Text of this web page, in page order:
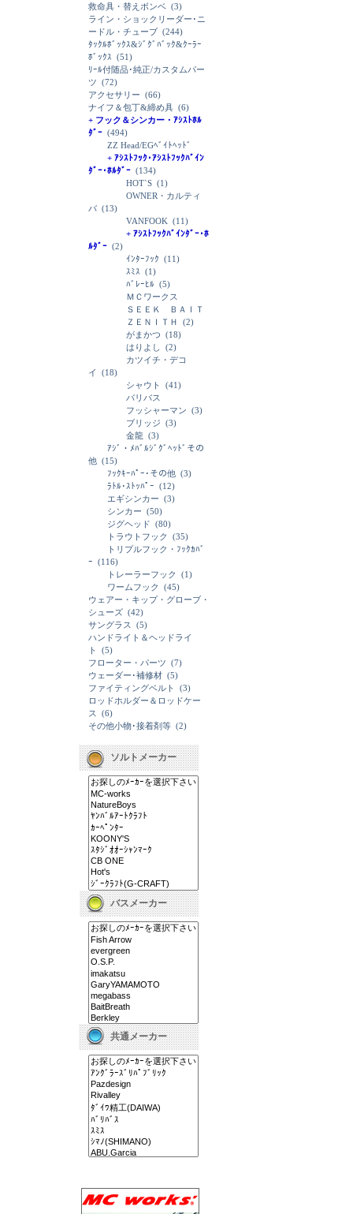
救命具・替えボンベ (3)
ライン・ショックリーダー･ニ
ードル・チューブ (244)
ﾀｯｸﾙﾎﾞｯｸｽ&ｼﾞｸﾞﾊﾞｯｸ&ｸｰﾗｰ
ﾎﾞｯｸｽ (51)
ﾘｰﾙ付随品･純正/カスタムパー
ツ (72)
アクセサリー (66)
ナイフ＆包丁&締め具 (6)
+ フック＆シンカー・ｱｼｽﾄﾎﾙ
ﾀﾞｰ (494)
ZZ Head/EGﾍﾞｲﾄﾍｯﾄﾞ
+ ｱｼｽﾄﾌｯｸ･ｱｼｽﾄﾌｯｸﾊﾞｲﾝ
ﾀﾞｰ･ﾎﾙﾀﾞｰ (134)
HOT`S (1)
OWNER・カルティ
バ (13)
VANFOOK (11)
+ ｱｼｽﾄﾌｯｸﾊﾞｲﾝﾀﾞｰ･ﾎ
ﾙﾀﾞｰ (2)
ｲﾝﾀｰﾌｯｸ (11)
ｽﾐｽ (1)
ﾊﾞﾚｰﾋﾙ (5)
ＭＣワークス
ＳＥＥＫ ＢＡＩＴ
ＺＥＮＩＴＨ
(2)
がまかつ (18)
はりよし
(2)
カツイチ・デコ
イ
(18)
シャウト
(41)
バリバス
フッシャーマン (3)
ブリッジ (3)
金龍 (3)
ｱｼﾞ・ﾒﾊﾞﾙｼﾞｸﾞﾍｯﾄﾞその
他 (15)
ﾌｯｸｷｰﾊﾟｰ･その他 (3)
ﾗﾄﾙ･ｽﾄｯﾊﾟｰ (12)
エギシンカー (3)
シンカー (50)
ジグヘッド (80)
トラウトフック
(35)
トリプルフック・ﾌｯｸｶﾊﾞ
ｰ (116)
トレーラーフック
(1)
ワームフック
(45)
ウェアー・キップ・グローブ・
シューズ (42)
サングラス
(5)
ハンドライト＆ヘッドライ
ト
(5)
フローター・パーツ (7)
ウェーダー･補修材 (5)
ファイティングベルト
(3)
ロッドホルダー＆ロッドケー
ス
(6)
その他小物･接着剤等 (2)
ソルトメーカー
バスメーカー
共通メーカー